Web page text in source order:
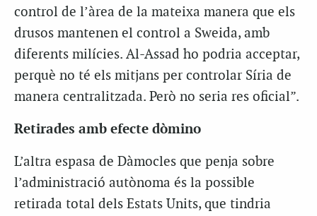
control de l’àrea de la mateixa manera que els
drusos mantenen el control a Sweida, amb
diferents milícies. Al-Assad ho podria acceptar,
perquè no té els mitjans per controlar Síria de
manera centralitzada. Però no seria res oficial”.
Retirades amb efecte dòmino
L’altra espasa de Dàmocles que penja sobre
l’administració autònoma és la possible
retirada total dels Estats Units, que tindria